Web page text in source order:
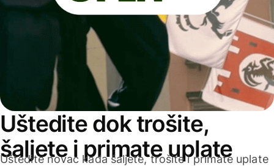
Uštedite dok trošite,
šaljete i primate uplate
Uštedite novac kada šaljete, trošite i primate uplate